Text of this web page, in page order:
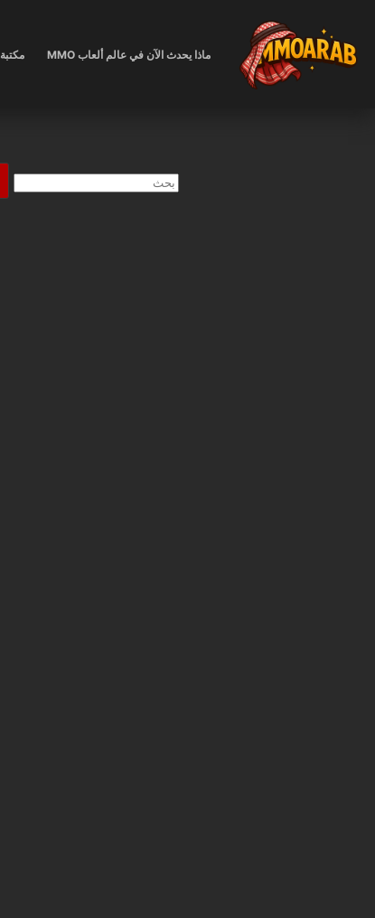
المحتوى
ماذا يحدث الآن في عالم ألعاب MMO
لا
توجد